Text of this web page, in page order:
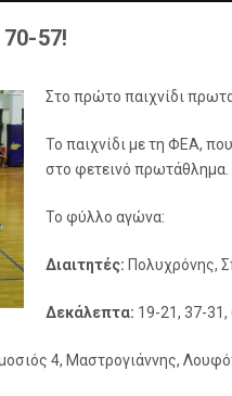
57!
Στο πρώτο παιχνίδι
Το παιχνίδι με τη ΦΕΑ,
στο φετεινό πρωτάθλημα.
Το φύλλο αγώνα:
Διαιτητές: Πολυχρόνης,
Δεκάλεπτα: 19-21, 37-31,
4, Μαστρογιάννης,